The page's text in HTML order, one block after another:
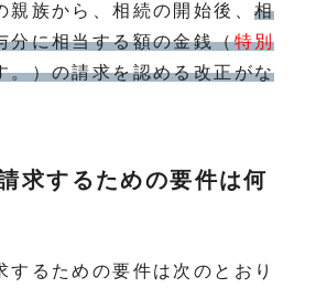
親族から、相続の開始後、 相
分に相当する額の金銭（特別
。）の請求を認める改正がな
求するための要件は何
するための要件は次のとおり